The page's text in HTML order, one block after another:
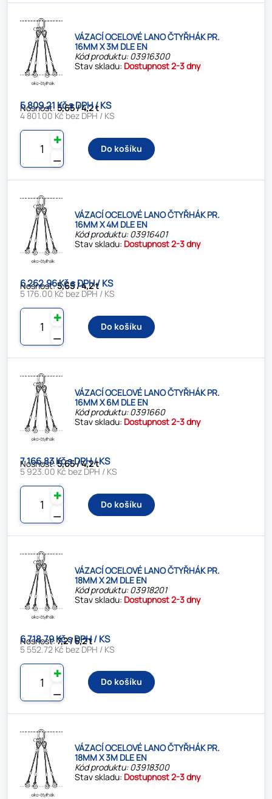
VÁZACÍ OCELOVÉ LANO ČTYŘHÁK PR.
16MM X 3M DLE EN
Kód produktu: 03916300
Stav skladu: Dostupnost 2-3 dny
Nosnost:5,65 / 4,2 t
5 809.21 Kč s DPH / KS
4 801.00 Kč bez DPH / KS
⚊
✚
Do košíku
VÁZACÍ OCELOVÉ LANO ČTYŘHÁK PR.
16MM X 4M DLE EN
Kód produktu: 03916401
Stav skladu: Dostupnost 2-3 dny
Nosnost:5,65 / 4,2 t
6 262.96 Kč s DPH / KS
5 176.00 Kč bez DPH / KS
⚊
✚
Do košíku
VÁZACÍ OCELOVÉ LANO ČTYŘHÁK PR.
16MM X 6M DLE EN
Kód produktu: 0391660
Stav skladu: Dostupnost 2-3 dny
Nosnost:5,65 / 4,2 t
7 166.83 Kč s DPH / KS
5 923.00 Kč bez DPH / KS
⚊
✚
Do košíku
VÁZACÍ OCELOVÉ LANO ČTYŘHÁK PR.
18MM X 2M DLE EN
Kód produktu: 03918201
Stav skladu: Dostupnost 2-3 dny
Nosnost:7,2 / 5,2 t
6 718.79 Kč s DPH / KS
5 552.72 Kč bez DPH / KS
⚊
✚
Do košíku
VÁZACÍ OCELOVÉ LANO ČTYŘHÁK PR.
18MM X 3M DLE EN
Kód produktu: 03918300
Stav skladu: Dostupnost 2-3 dny